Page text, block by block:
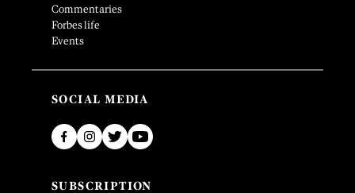
Commentaries
Forbes life
Events
SOCIAL MEDIA
SUBSCRIPTION